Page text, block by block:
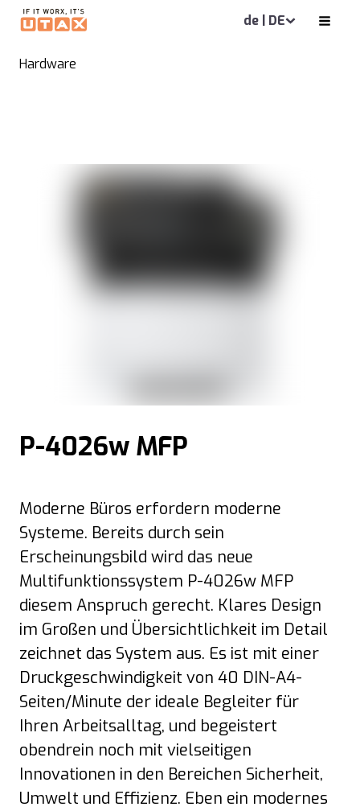
de | DE
Hardware
P-4026w MFP
Moderne Büros erfordern moderne
Systeme. Bereits durch sein
Erscheinungsbild wird das neue
Multifunktionssystem P-4026w MFP
diesem Anspruch gerecht. Klares Design
im Großen und Übersichtlichkeit im Detail
zeichnet das System aus. Es ist mit einer
Druckgeschwindigkeit von 40 DIN-A4-
Seiten/Minute der ideale Begleiter für
Ihren Arbeitsalltag, und begeistert
obendrein noch mit vielseitigen
Innovationen in den Bereichen Sicherheit,
Umwelt und Effizienz. Eben ein modernes